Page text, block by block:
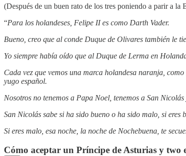
(Después de un buen rato de los tres poniendo a parir a
“Para los holandeses, Felipe II es como Darth Vader.
Bueno, creo que al conde Duque de Olivares también le
Yo siempre había oído que al Duque de Lerma en
Cada vez que vemos una marca holandesa naranja,
yugo español.
Nosotros no tenemos a Papa Noel, tenemos a San
San Nicolás sabe si ha sido bueno o ha sido malo, si eres
Si eres malo, esa noche, la noche de Nochebuena, te
Cómo aceptar un Príncipe de Asturias y two